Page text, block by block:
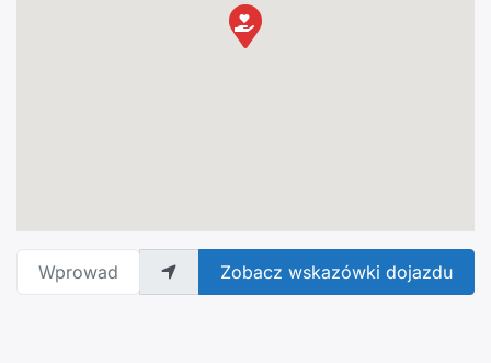
Wprowadź adres Zobacz wskazówki dojazdu